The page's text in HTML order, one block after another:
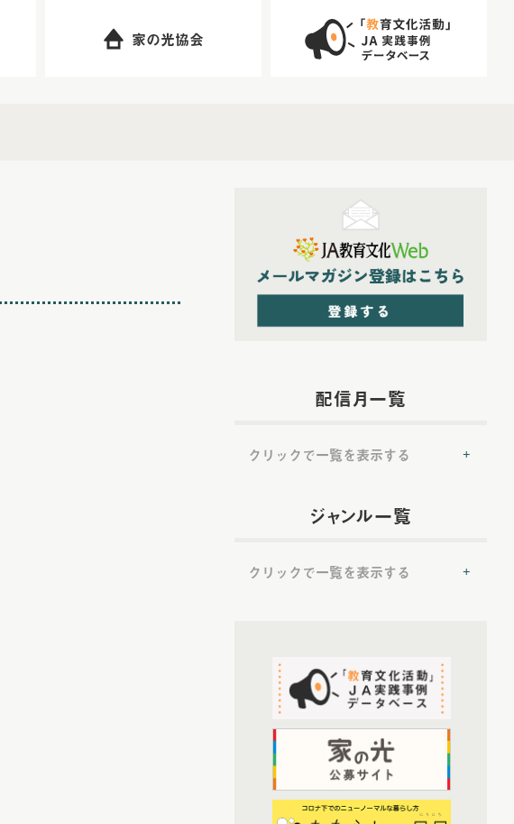
家の光協会
配信月一覧
クリックで一覧を表示する
2022年5月配信(6)
2022年7月配信(8)
2022年11月配信(6)
2022年12月配信(6)
2023年配信 (72)
2023年1月配信(6)
2023年2月配信 (7)
ジャンル一覧
クリックで一覧を表示する
トップ対談
ＪＡ実践事例紹介(37)
教育文化プランナー (19)
協同の歴史の瞬間(52)
農業・食料ほんとうの話(52)